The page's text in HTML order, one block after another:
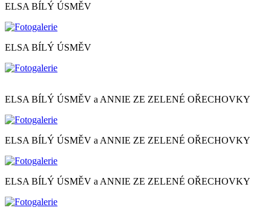
ELSA BÍLÝ ÚSMĚV
ELSA BÍLÝ ÚSMĚV
ELSA BÍLÝ ÚSMĚV a ANNIE ZE ZELENÉ OŘECHOVKY
ELSA BÍLÝ ÚSMĚV a ANNIE ZE ZELENÉ OŘECHOVKY
ELSA BÍLÝ ÚSMĚV a ANNIE ZE ZELENÉ OŘECHOVKY